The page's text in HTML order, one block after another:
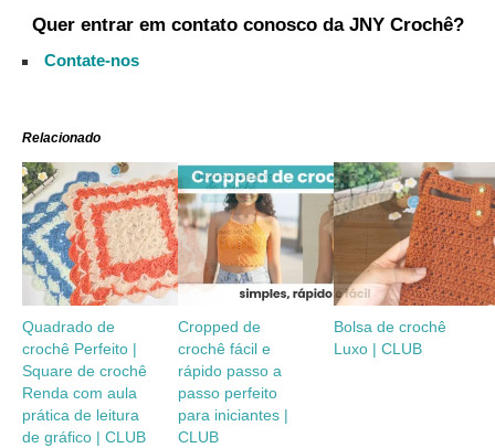
Quer entrar em contato conosco da JNY Crochê?
Contate-nos
Relacionado
Quadrado de
crochê Perfeito |
Square de crochê
Renda com aula
prática de leitura
de gráfico | CLUB
Cropped de
crochê fácil e
rápido passo a
passo perfeito
para iniciantes |
CLUB
Bolsa de crochê
Luxo | CLUB